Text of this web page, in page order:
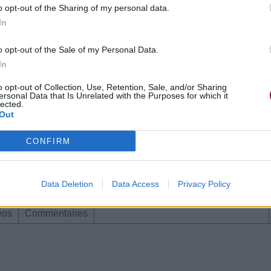
opt-out of the Sharing of my personal data.
opt-out of the Sale of my Personal Data.
opt-out of Collection, Use, Retention, Sale, and/or Sharing
Data that Is Unrelated with the Purposes for which it
CONFIRM
Data Deletion Data Access Privacy Policy
2005 à 19h12.
Commentaires